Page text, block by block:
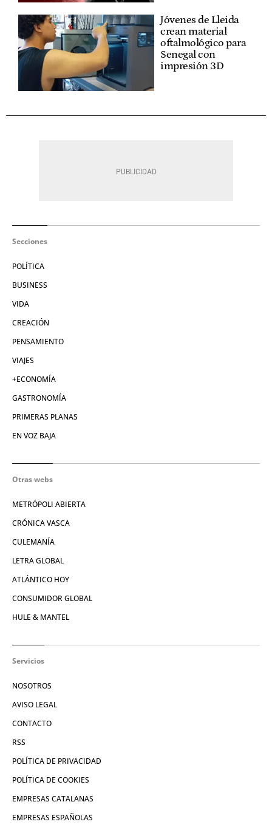
Jóvenes de Lleida
crean material
oftalmológico para
Senegal con
impresión 3D
Secciones
POLÍTICA
BUSINESS
VIDA
CREACIÓN
PENSAMIENTO
VIAJES
+ECONOMÍA
GASTRONOMÍA
PRIMERAS PLANAS
EN VOZ BAJA
Otras webs
METRÓPOLI ABIERTA
CRÓNICA VASCA
CULEMANÍA
LETRA GLOBAL
ATLÁNTICO HOY
CONSUMIDOR GLOBAL
HULE & MANTEL
Servicios
NOSOTROS
AVISO LEGAL
CONTACTO
RSS
POLÍTICA DE PRIVACIDAD
POLÍTICA DE COOKIES
EMPRESAS CATALANAS
EMPRESAS ESPAÑOLAS